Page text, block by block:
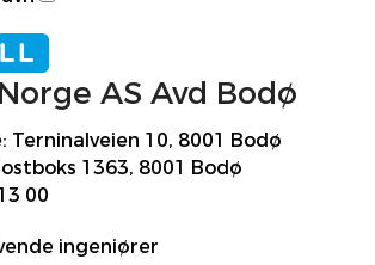
AS Avd Bodø
Terninalveien 10, 8001 Bodø
1363, 8001 Bodø
00
ingeniører